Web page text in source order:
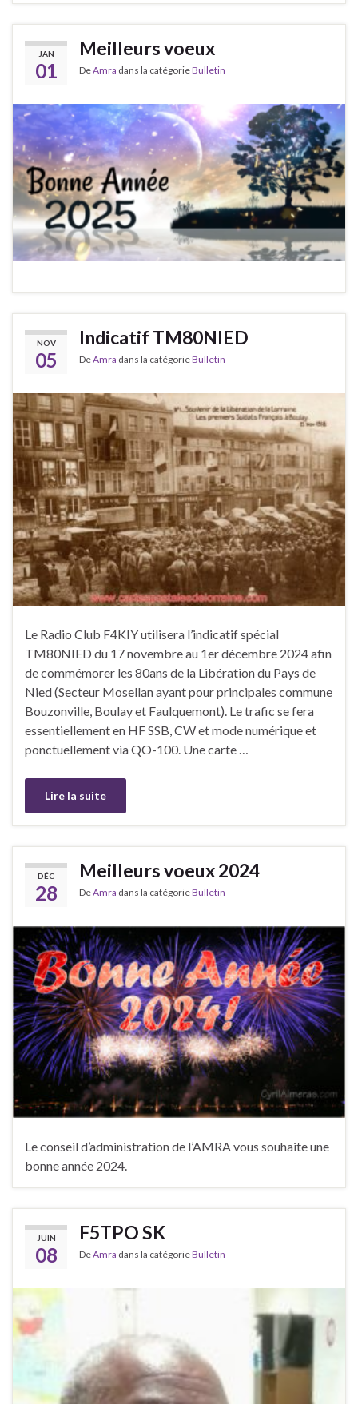
JAN
01
Meilleurs voeux
DeAmra dans la catégorieBulletin
NOV
05
Indicatif TM80NIED
DeAmra dans la catégorieBulletin
Le Radio Club F4KIY utilisera l’indicatif spécial
TM80NIED du 17 novembre au 1er décembre 2024 afin
de commémorer les 80ans de la Libération du Pays de
Nied (Secteur Mosellan ayant pour principales commune
Bouzonville, Boulay et Faulquemont). Le trafic se fera
essentiellement en HF SSB, CW et mode numérique et
ponctuellement via QO-100. Une carte …
Lire la suite
DÉC
28
Meilleurs voeux 2024
DeAmra dans la catégorieBulletin
Le conseil d’administration de l’AMRA vous souhaite une
bonne année 2024.
JUIN
08
F5TPO SK
DeAmra dans la catégorieBulletin